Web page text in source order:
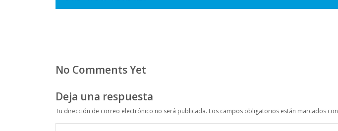
No Comments Yet
Deja una respuesta
Tu dirección de correo electrónico no será publicada. Los campos obligatorios están marcados con